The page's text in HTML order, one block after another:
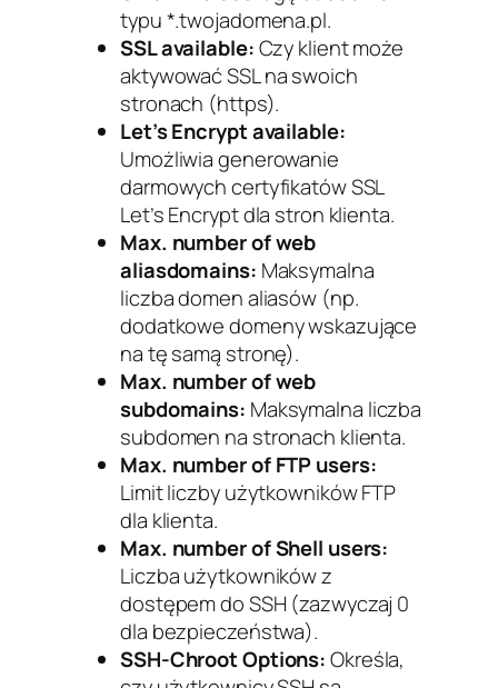
typu *.twojadomena.pl.
SSL available:Czy klient może
aktywować SSL na swoich
stronach (https).
Let’s Encrypt available:
Umożliwia generowanie
darmowych certyfikatów SSL
Let’s Encrypt dla stron klienta.
Max. number of web
aliasdomains: Maksymalna
liczba domen aliasów (np.
dodatkowe domeny wskazujące
na tę samą stronę).
Max. number of web
subdomains: Maksymalna liczba
subdomen na stronach klienta.
Max. number of FTP users:
Limit liczby użytkowników FTP
dla klienta.
Max. number of Shell users:
Liczba użytkowników z
dostępem do SSH (zazwyczaj 0
dla bezpieczeństwa).
SSH-Chroot Options:Określa,